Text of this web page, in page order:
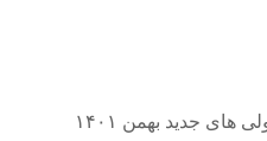
جدید بهمن ۱۴۰۱